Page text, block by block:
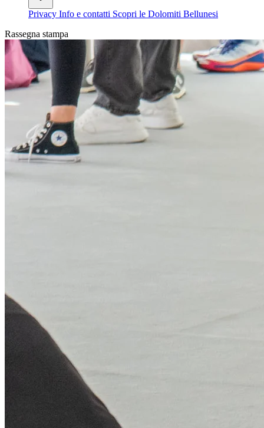
Privacy Info e contatti Scopri le Dolomiti Bellunesi
Rassegna stampa